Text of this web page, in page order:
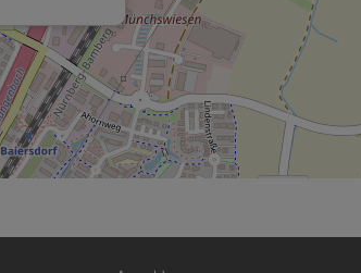
Benutzermenü